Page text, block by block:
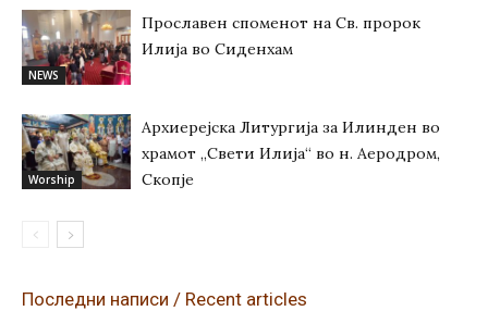
NEWS
Прославен споменот на Св. пророк
Илија во Сиденхам
Worship
Архиерејска Литургија за Илинден во
храмот „Свети Илија“ во н. Аеродром,
Скопје
Последни написи / Recent articles